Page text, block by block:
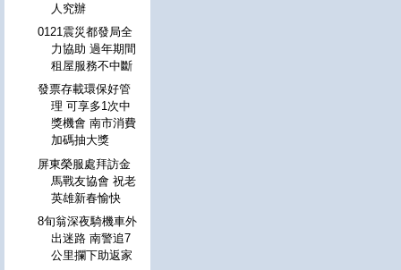
人究辦
0121震災都發局全
力協助 過年期間
租屋服務不中斷
發票存載環保好管
理 可享多1次中
獎機會 南市消費
加碼抽大獎
屏東榮服處拜訪金
馬戰友協會 祝老
英雄新春愉快
8旬翁深夜騎機車外
出迷路 南警追7
公里攔下助返家